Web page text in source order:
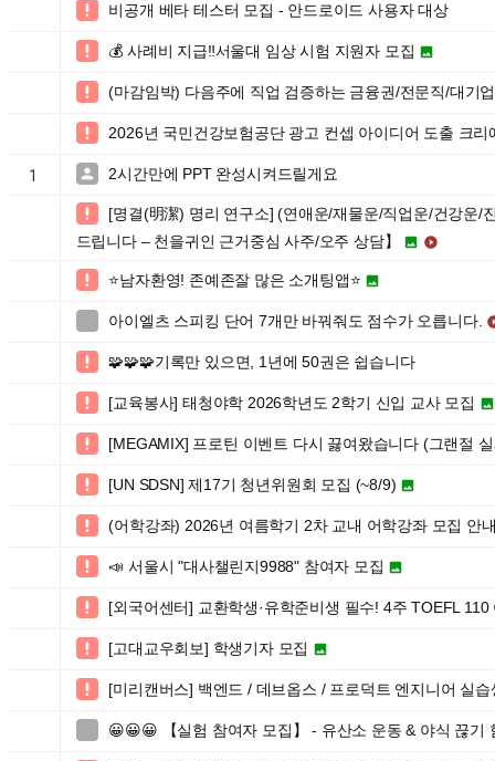
 비공개 베타 테스터 모집 - 안드로이드 사용자 대상
 💰 사례비 지급‼️서울대 임상 시험 지원자 모집 
 (마감임박) 다음주에 직업 검증하는 금융권/전문직/대기
 2026년 국민건강보험공단 광고 컨셉 아이디어 도출 크
1  2시간만에 PPT 완성시켜드릴게요

[명결(明潔) 명리 연구소] (연애운/재물운/직업운/건강운/
드립니다 – 천을귀인 근거중심 사주/오주 상담】
 
 ⭐️남자환영! 존예존잘 많은 소개팅앱⭐️ 
아이엘츠 스피킹 단어 7개만 바꿔줘도 점수가 오릅니다.
 🧩🧩🧩기록만 있으면, 1년에 50권은 쉽습니다
 [교육봉사] 태청야학 2026학년도 2학기 신입 교사 모집 
 [MEGAMIX] 프로틴 이벤트 다시 끓여왔습니다 (그랜절
 [UN SDSN] 제17기 청년위원회 모집 (~8/9) 
 (어학강좌) 2026년 여름학기 2차 교내 어학강좌 모집 안
 📣 서울시 "대사챌린지9988" 참여자 모집 
 [외국어센터] 교환학생·유학준비생 필수! 4주 TOEFL
 [고대교우회보] 학생기자 모집 
 [미리캔버스] 백엔드 / 데브옵스 / 프로덕트 엔지니어 실
😀😀😀 【실험 참여자 모집】 - 유산소 운동 & 야식 끊